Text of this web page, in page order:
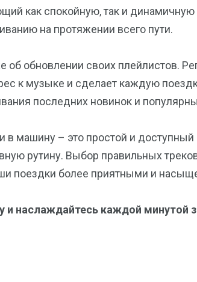
как спокойную, так и
на протяжении всего пути.
об обновлении своих плейлистов.
к музыке и сделает каждую
последних новинок и
в машину – это простой и
рутину. Выбор правильных
поездки более приятными и
и наслаждайтесь каждой минутой